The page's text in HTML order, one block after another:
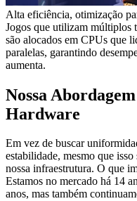
Alta eficiência, otimização
Jogos que utilizam múltiplos
são alocados em CPUs que
paralelas, garantindo
aumenta.
Nossa
Hardware
Em vez de buscar
estabilidade, mesmo que
nossa infraestrutura. O que
Estamos no mercado há 14
anos, mas também